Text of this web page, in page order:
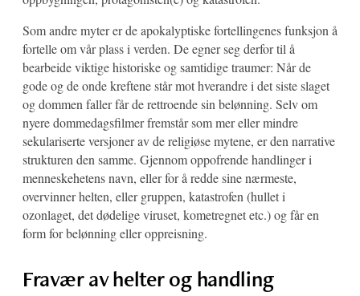
Som andre myter er de apokalyptiske fortellingenes funksjon å
fortelle om vår plass i verden. De egner seg derfor til å
bearbeide viktige historiske og samtidige traumer: Når de
gode og de onde kreftene står mot hverandre i det siste slaget
og dommen faller får de rettroende sin belønning. Selv om
nyere dommedagsfilmer fremstår som mer eller mindre
sekulariserte versjoner av de religiøse mytene, er den narrative
strukturen den samme. Gjennom oppofrende handlinger i
menneskehetens navn, eller for å redde sine nærmeste,
overvinner helten, eller gruppen, katastrofen (hullet i
ozonlaget, det dødelige viruset, kometregnet etc.) og får en
form for belønning eller oppreisning.
Fravær av helter og handling